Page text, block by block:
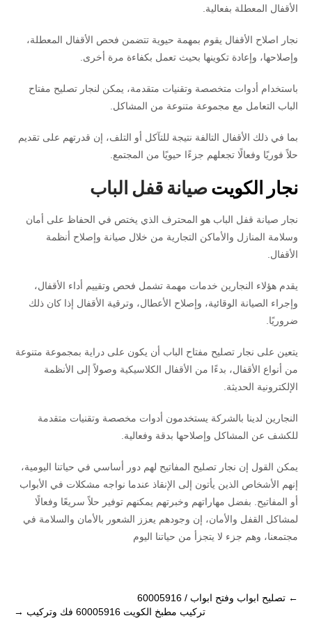
الأقفال المعطلة بفعالية.
نجار اصلاح الأقفال يقوم بمهمة حيوية تتضمن فحص الأقفال المعطلة،
وإصلاحها، وإعادة تكوينها بحيث تعمل بكفاءة مرة أخرى.
باستخدام أدوات متخصصة وتقنيات متقدمة، يمكن لنجار تصليح مفتاح
الباب التعامل مع مجموعة متنوعة من المشاكل.
بما في ذلك الأقفال التالفة نتيجة للتآكل أو التلف، إن قدرتهم على تقديم
حلاً فوريًا وفعالًا تجعلهم جزءًا حيويًا من المجتمع.
نجار الكويتصيانة قفل الباب
نجار صيانة قفل الباب هو المحترف الذي يختص في الحفاظ على أمان
وسلامة المنازل والأماكن التجارية من خلال صيانة وإصلاح أنظمة
الأقفال.
يقدم هؤلاء النجارين خدمات مهمة تشمل فحص وتقييم أداء الأقفال،
وإجراء الصيانة الوقائية، وإصلاح الأعطال، وترقية الأقفال إذا كان ذلك
ضروريًا.
يتعين على نجار تصليح مفتاح الباب أن يكون على دراية بمجموعة متنوعة
من أنواع الأقفال، بدءًا من الأقفال الكلاسيكية وصولاً إلى الأنظمة
الإلكترونية الحديثة.
النجارين لدينا بالشركة يستخدمون أدوات مخصصة وتقنيات متقدمة
للكشف عن المشاكل وإصلاحها بدقة وفعالية.
يمكن القول إن نجار تصليح المفاتيح لهم دور أساسي في حياتنا اليومية،
إنهم الأشخاص الذين يأتون إلى الإنقاذ عندما نواجه مشكلات في الأبواب
أو المفاتيح. بفضل مهاراتهم وخبرتهم يمكنهم توفير حلاً سريعًا وفعالًا
لمشاكل القفل والأمان، إن وجودهم يعزز الشعور بالأمان والسلامة في
مجتمعنا، وهم جزء لا يتجزأ من حياتنا اليوم
Post
← تصليح ابواب وفتح ابواب / 60005916
تركيب مطبخ الكويت 60005916 فك وتركيب
→